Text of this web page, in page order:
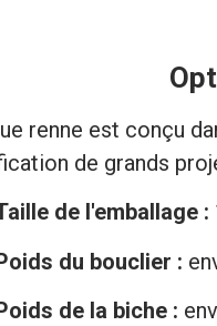
renne est conçu
de grands
de l'emballage :
du bouclier :
de la biche :